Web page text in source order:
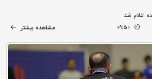
اعلام شد
09:50 مشاهده بیشتر